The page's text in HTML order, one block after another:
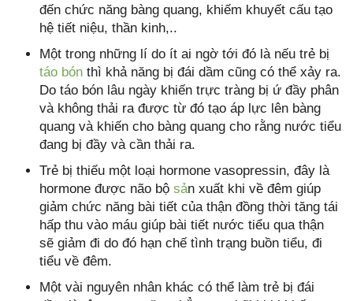
đến chức năng bàng quang, khiếm khuyết cấu tạo
hệ tiết niệu, thần kinh,..
Một trong những lí do ít ai ngờ tới đó là nếu trẻ bị
táo bón thì khả năng bị đái dầm cũng có thể xảy ra.
Do táo bón lâu ngày khiến trực tràng bị ứ đầy phân
và không thải ra được từ đó tạo áp lực lên bàng
quang và khiến cho bàng quang cho rằng nước tiểu
đang bị đầy và cần thải ra.
Trẻ bị thiếu một loại hormone vasopressin, đây là
hormone được não bộ sản xuất khi về đêm giúp
giảm chức năng bài tiết của thận đồng thời tăng tái
hấp thu vào máu giúp bài tiết nước tiểu qua thận
sẽ giảm đi do đó hạn chế tình trạng buồn tiểu, đi
tiểu về đêm.
Một vài nguyên nhân khác có thể làm trẻ bị đái